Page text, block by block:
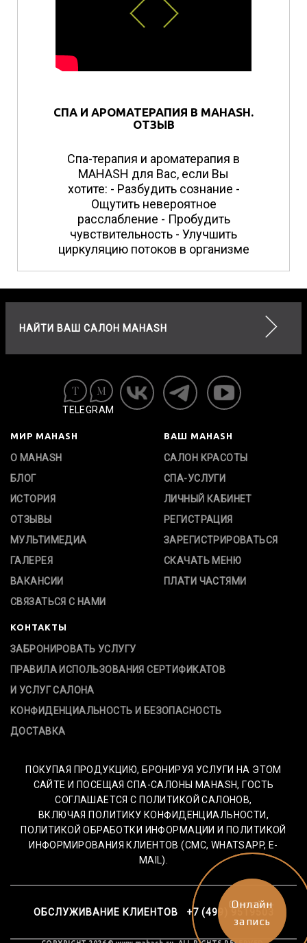
СПА И АРОМАТЕРАПИЯ В MAHASH.
ОТЗЫВ
Спа-терапия и ароматерапия в
MAHASH для Вас, если Вы
хотите: - Разбудить сознание -
Ощутить невероятное
расслабление - Пробудить
чувствительность - Улучшить
циркуляцию потоков в организме
НАЙТИ ВАШ САЛОН MAHASH
TELEGRAM
МИР MAHASH
О MAHASH
БЛОГ
ИСТОРИЯ
ОТЗЫВЫ
МУЛЬТИМЕДИА
ГАЛЕРЕЯ
ВАКАНСИИ
СВЯЗАТЬСЯ С НАМИ
ВАШ MAHASH
САЛОН КРАСОТЫ
СПА-УСЛУГИ
ЛИЧНЫЙ КАБИНЕТ
РЕГИСТРАЦИЯ
ЗАРЕГИСТРИРОВАТЬСЯ
СКАЧАТЬ МЕНЮ
ПЛАТИ ЧАСТЯМИ
КОНТАКТЫ
ЗАБРОНИРОВАТЬ УСЛУГУ
ПРАВИЛА ИСПОЛЬЗОВАНИЯ СЕРТИФИКАТОВ
И УСЛУГ САЛОНА
КОНФИДЕНЦИАЛЬНОСТЬ И БЕЗОПАСНОСТЬ
ДОСТАВКА
ПОКУПАЯ ПРОДУКЦИЮ, БРОНИРУЯ УСЛУГИ НА ЭТОМ
САЙТЕ И ПОСЕЩАЯ СПА-САЛОНЫ MAHASH, ГОСТЬ
СОГЛАШАЕТСЯ С ПОЛИТИКОЙ САЛОНОВ,
ВКЛЮЧАЯ ПОЛИТИКУ КОНФИДЕНЦИАЛЬНОСТИ,
ПОЛИТИКОЙ ОБРАБОТКИ ИНФОРМАЦИИ И ПОЛИТИКОЙ
ИНФОРМИРОВАНИЯ КЛИЕНТОВ (СМС, WHATSAPP, E-
MAIL).
ОБСЛУЖИВАНИЕ КЛИЕНТОВ +7 (499) 9519503
Онлайн-
запись
Онлайн
запись